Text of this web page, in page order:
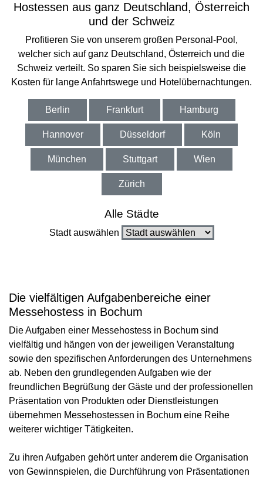
Hostessen aus ganz Deutschland, Österreich
und der Schweiz
Profitieren Sie von unserem großen Personal-Pool,
welcher sich auf ganz Deutschland, Österreich und die
Schweiz verteilt. So sparen Sie sich beispielsweise die
Kosten für lange Anfahrtswege und Hotelübernachtungen.
Berlin Frankfurt Hamburg
Hannover Düsseldorf Köln
München Stuttgart Wien
Zürich
Alle Städte
Stadt auswählen
Die vielfältigen Aufgabenbereiche einer
Messehostess in Bochum
Die Aufgaben einer Messehostess in Bochum sind
vielfältig und hängen von der jeweiligen Veranstaltung
sowie den spezifischen Anforderungen des Unternehmens
ab. Neben den grundlegenden Aufgaben wie der
freundlichen Begrüßung der Gäste und der professionellen
Präsentation von Produkten oder Dienstleistungen
übernehmen Messehostessen in Bochum eine Reihe
weiterer wichtiger Tätigkeiten.
Zu ihren Aufgaben gehört unter anderem die Organisation
von Gewinnspielen, die Durchführung von Präsentationen